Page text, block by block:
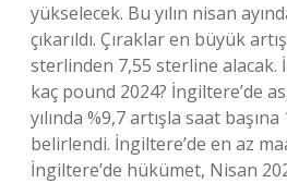
yükselecek. Bu yılın nisan
çıkarıldı. Çıraklar en büyük
sterlinden 7,55 sterline
kaç pound 2024? İngiltere’de
yılında %9,7 artışla saat
belirlendi. İngiltere’de en az
İngiltere’de hükümet, Nisan